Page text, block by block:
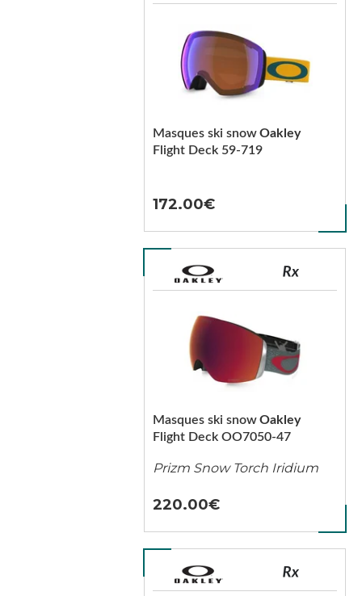
Flight Deck 59-719
Masques ski snowOakley
172.00
Flight Deck OO7050-47
Masques ski snowOakley
Prizm Snow Torch Iridium
220.00